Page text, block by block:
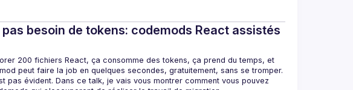
besoin de tokens: codemods React assistés
200 fichiers React, ça consomme des tokens, ça prend du temps, et
peut faire la job en quelques secondes, gratuitement, sans se tromper.
pas évident. Dans ce talk, je vais vous montrer comment vous pouvez